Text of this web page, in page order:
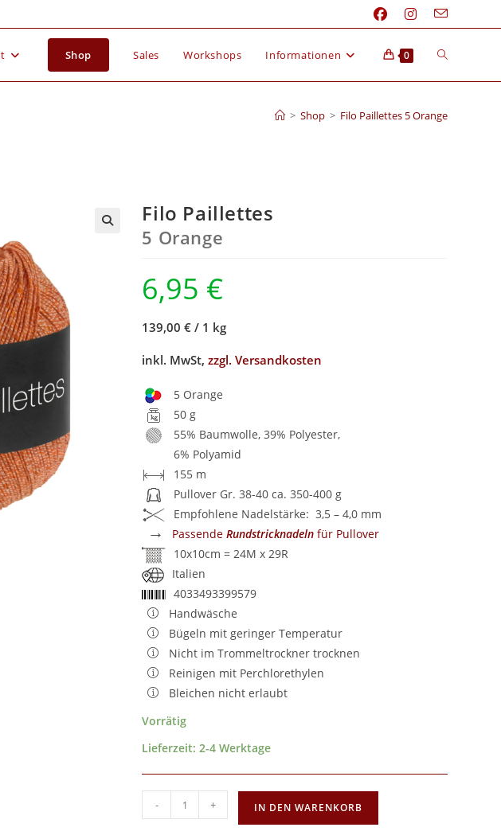
Shop Sales Workshops Informationen 0
> Shop > Filo Paillettes 5 Orange
Filo Paillettes
5 Orange
6,95 €
139,00 € / 1 kg
inkl. MwSt,zzgl. Versandkosten
5 Orange
50 g
55% Baumwolle, 39% Polyester,
6% Polyamid
155 m
Pullover Gr. 38-40 ca. 350-400 g
Empfohlene Nadelstärke: 3,5 – 4,0 mm
→ PassendeRundstricknadeln für Pullover
10x10cm = 24M x 29R
Italien
4033493399579
Handwäsche
Bügeln mit geringer Temperatur
Nicht im Trommeltrockner trocknen
Reinigen mit Perchlorethylen
Bleichen nicht erlaubt
Vorrätig
Lieferzeit:2-4 Werktage
- + IN DEN WARENKORB